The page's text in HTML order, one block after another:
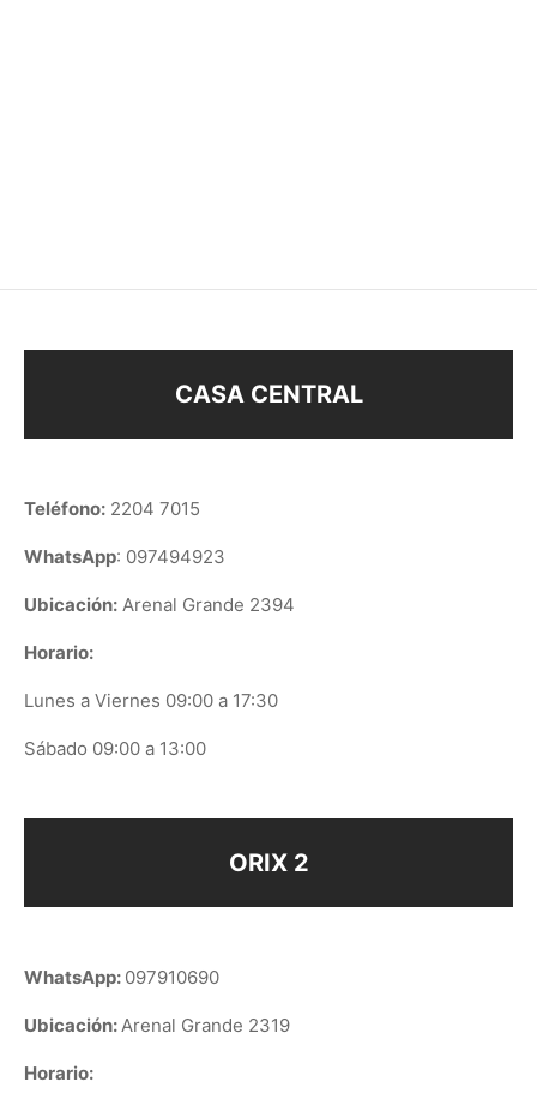
CASA CENTRAL
Teléfono: 2204 7015
WhatsApp: 097494923
Ubicación: Arenal Grande 2394
Horario:
Lunes a Viernes 09:00 a 17:30
Sábado 09:00 a 13:00
ORIX 2
WhatsApp: 097910690
Ubicación:Arenal Grande 2319
Horario: